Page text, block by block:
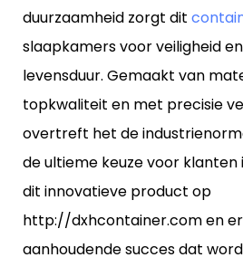
duurzaamheid zorgt dit
slaapkamers voor veiligheid
levensduur. Gemaakt van
topkwaliteit en met precisie
overtreft het de
de ultieme keuze voor klanten
dit innovatieve product op
http://dxhcontainer.com en
aanhoudende succes dat